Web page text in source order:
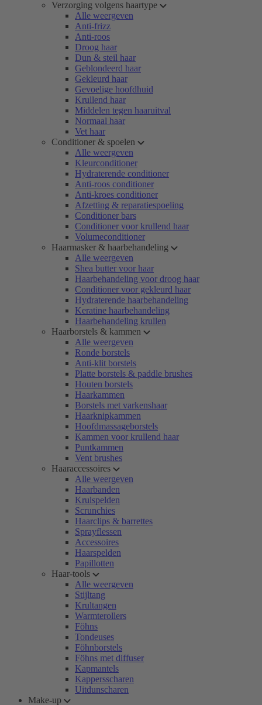
Verzorging volgens haartype
Alle weergeven
Anti-frizz
Anti-roos
Droog haar
Dun & steil haar
Geblondeerd haar
Gekleurd haar
Gevoelige hoofdhuid
Krullend haar
Middelen tegen haaruitval
Normaal haar
Vet haar
Conditioner & spoelen
Alle weergeven
Kleurconditioner
Hydraterende conditioner
Anti-roos conditioner
Anti-kroes conditioner
Afzetting & reparatiespoeling
Conditioner bars
Conditioner voor krullend haar
Volumeconditioner
Haarmasker & haarbehandeling
Alle weergeven
Shea butter voor haar
Haarbehandeling voor droog haar
Conditioner voor gekleurd haar
Hydraterende haarbehandeling
Keratine haarbehandeling
Haarbehandeling krullen
Haarborstels & kammen
Alle weergeven
Ronde borstels
Anti-klit borstels
Platte borstels & paddle brushes
Houten borstels
Haarkammen
Borstels met varkenshaar
Haarknipkammen
Hoofdmassageborstels
Kammen voor krullend haar
Puntkammen
Vent brushes
Haaraccessoires
Alle weergeven
Haarbanden
Krulspelden
Scrunchies
Haarclips & barrettes
Sprayflessen
Accessoires
Haarspelden
Papillotten
Haar-tools
Alle weergeven
Stijltang
Krultangen
Warmterollers
Föhns
Tondeuses
Föhnborstels
Föhns met diffuser
Kapmantels
Kappersscharen
Uitdunscharen
Make-up